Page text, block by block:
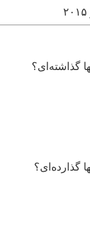
گذاشته‌ای؟
گذارده‌ای؟